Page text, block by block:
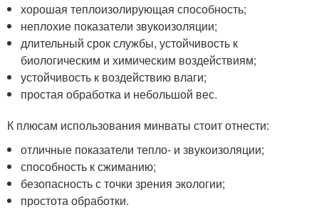
хорошая теплоизолирующая способность;
неплохие показатели звукоизоляции;
длительный срок службы, устойчивость к
биологическим и химическим воздействиям;
устойчивость к воздействию влаги;
простая обработка и небольшой вес.
К плюсам использования минваты стоит отнести:
отличные показатели тепло- и звукоизоляции;
способность к сжиманию;
безопасность с точки зрения экологии;
простота обработки.